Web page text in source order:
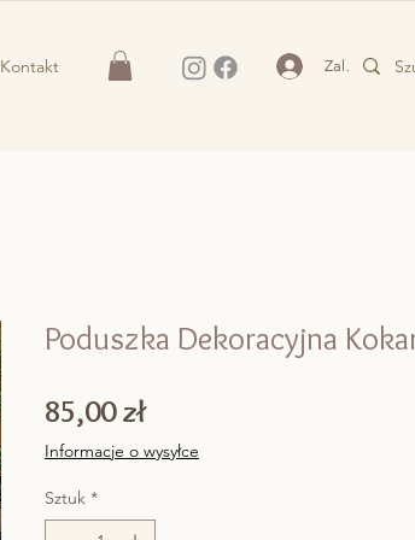
Kontakt Zaloguj się
Poduszka Dekoracyjna
85,00 złCena
Informacje o wysyłce
Sztuk *